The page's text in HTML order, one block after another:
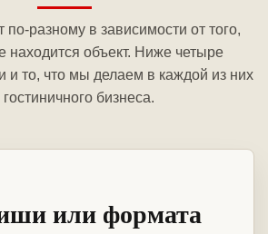
по-разному в зависимости от того,
находится объект. Ниже четыре
и то, что мы делаем в каждой из них
бизнеса.
или формата